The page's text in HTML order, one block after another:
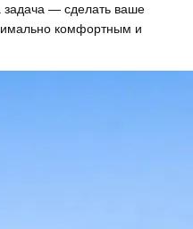
— сделать ваше
комфортным и